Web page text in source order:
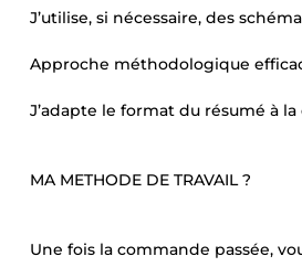
J’utilise, si nécessaire, des
Approche méthodologique
J’adapte le format du résumé à
MA METHODE DE TRAVAIL ?
Une fois la commande passée,